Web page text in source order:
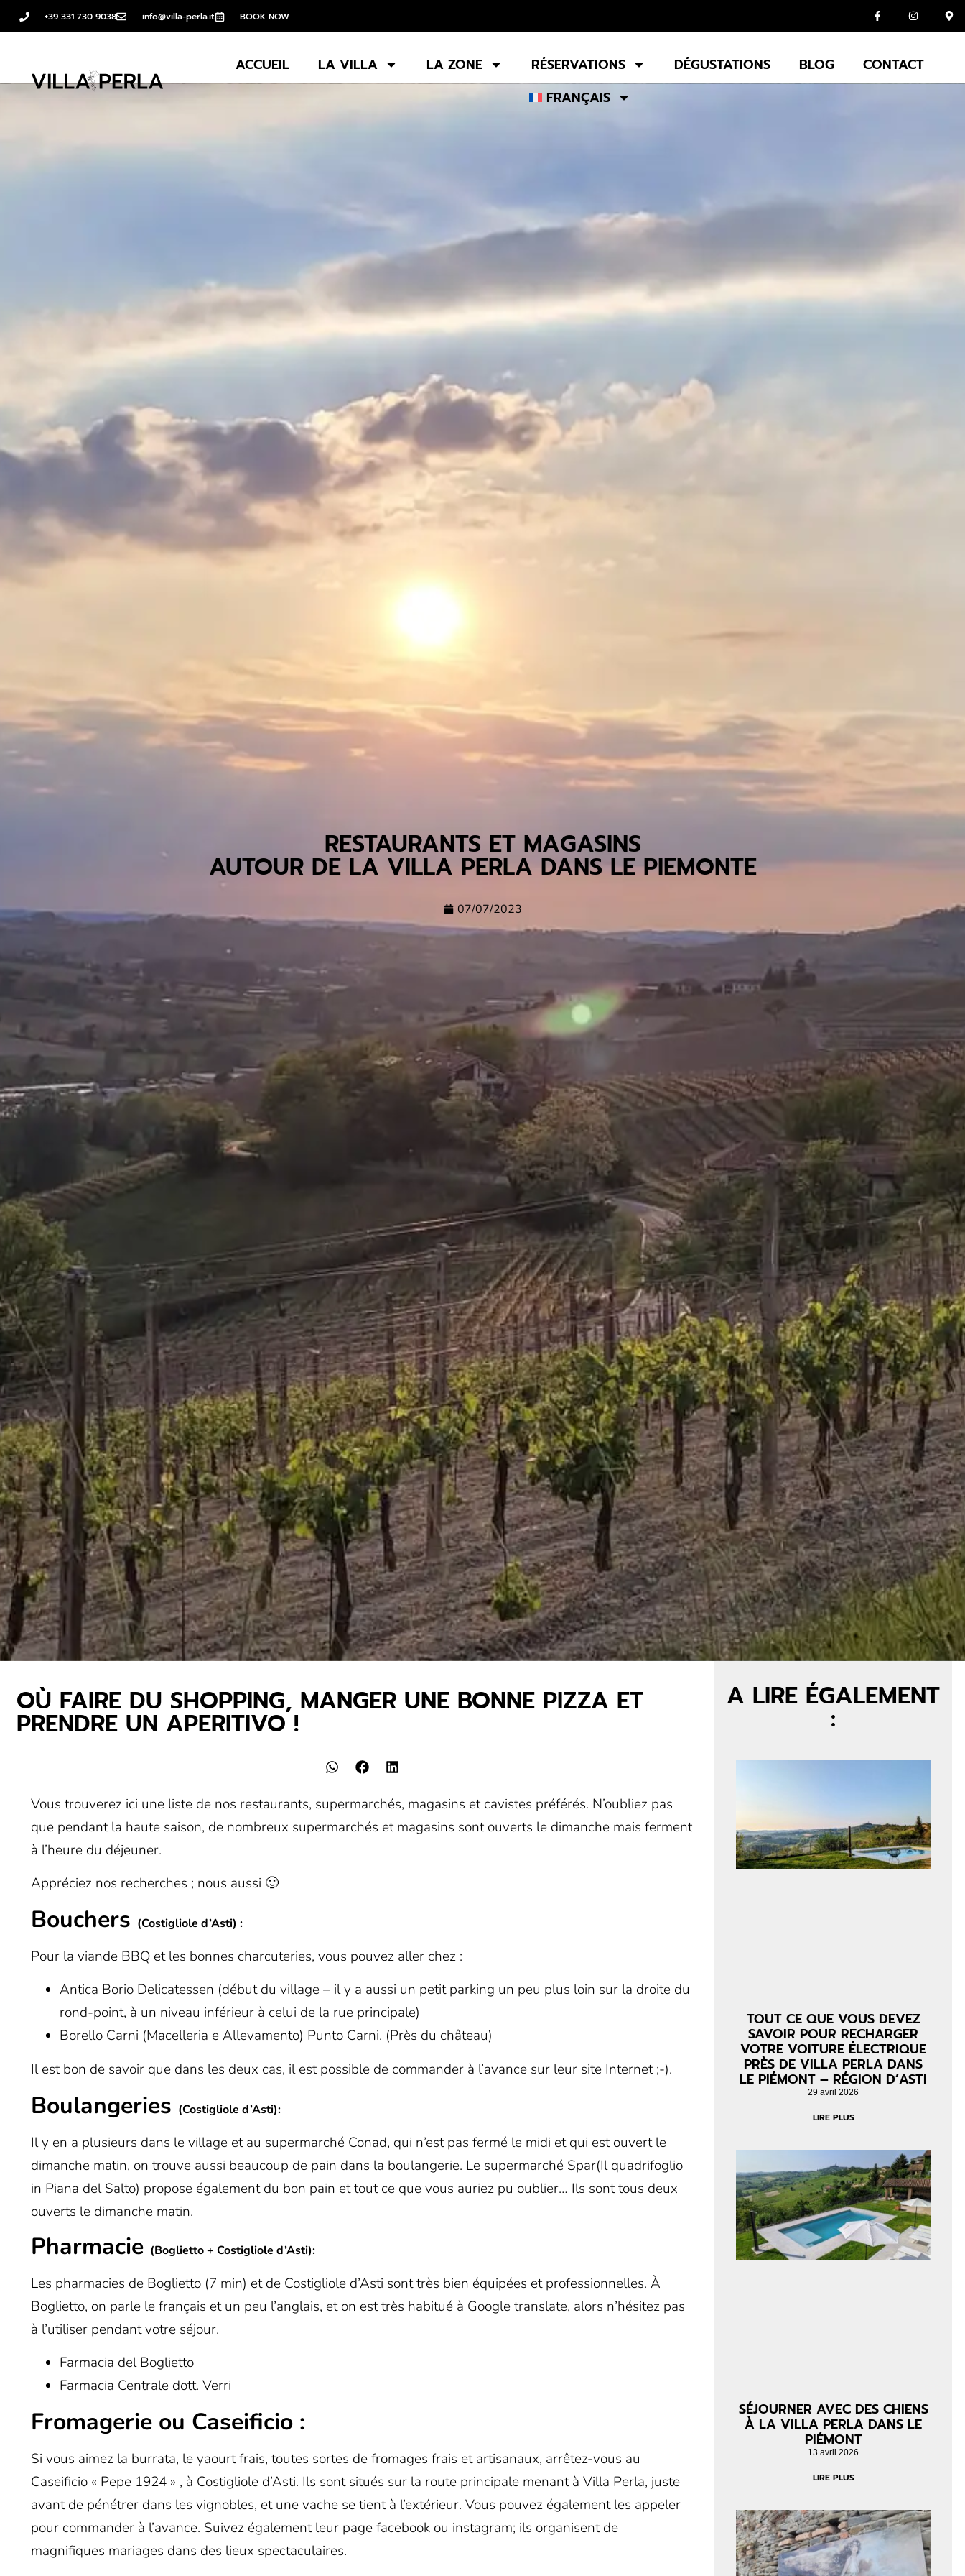
+39 331 730 9038 info@villa-perla.it BOOK NOW
ACCUEIL LA VILLA LA ZONE RÉSERVATIONS DÉGUSTATIONS BLOG
CONTACT
FRANÇAIS
RESTAURANTS ET MAGASINS
AUTOUR DE LA VILLA PERLA DANS LE PIEMONTE
07/07/2023
OÙ FAIRE DU SHOPPING, MANGER UNE BONNE PIZZA ET
PRENDRE UN APERITIVO !
Vous trouverez ici une liste de nos restaurants, supermarchés, magasins et cavistes préférés. N’oubliez pas
que pendant la haute saison, de nombreux supermarchés et magasins sont ouverts le dimanche mais ferment
à l’heure du déjeuner.
Appréciez nos recherches ; nous aussi 🙂
Bouchers (Costigliole d’Asti) :
Pour la viande BBQ et les bonnes charcuteries, vous pouvez aller chez :
Antica Borio Delicatessen (début du village – il y a aussi un petit parking un peu plus loin sur la droite du
rond-point, à un niveau inférieur à celui de la rue principale)
Borello Carni (Macelleria e Allevamento) Punto Carni. (Près du château)
Il est bon de savoir que dans les deux cas, il est possible de commander à l’avance sur leur site Internet ;-).
Boulangeries (Costigliole d’Asti):
Il y en a plusieurs dans le village et au supermarché Conad, qui n’est pas fermé le midi et qui est ouvert le
dimanche matin, on trouve aussi beaucoup de pain dans la boulangerie. Le supermarché Spar(Il quadrifoglio
in Piana del Salto) propose également du bon pain et tout ce que vous auriez pu oublier… Ils sont tous deux
ouverts le dimanche matin.
Pharmacie (Boglietto + Costigliole d’Asti):
Les pharmacies de Boglietto (7 min) et de Costigliole d’Asti sont très bien équipées et professionnelles. À
Boglietto, on parle le français et un peu l’anglais, et on est très habitué à Google translate, alors n’hésitez pas
à l’utiliser pendant votre séjour.
Farmacia del Boglietto
Farmacia Centrale dott. Verri
Fromagerie ou Caseificio :
Si vous aimez la burrata, le yaourt frais, toutes sortes de fromages frais et artisanaux, arrêtez-vous au
Caseificio « Pepe 1924 » , à Costigliole d’Asti. Ils sont situés sur la route principale menant à Villa Perla, juste
avant de pénétrer dans les vignobles, et une vache se tient à l’extérieur. Vous pouvez également les appeler
pour commander à l’avance. Suivez également leur pagefacebookou instagram; ils organisent de
magnifiques mariages dans des lieux spectaculaires.
A LIRE ÉGALEMENT
:
TOUT CE QUE VOUS DEVEZ
SAVOIR POUR RECHARGER
VOTRE VOITURE ÉLECTRIQUE
PRÈS DE VILLA PERLA DANS
LE PIÉMONT – RÉGION D’ASTI
29 avril 2026
LIRE PLUS
SÉJOURNER AVEC DES CHIENS
À LA VILLA PERLA DANS LE
PIÉMONT
13 avril 2026
LIRE PLUS